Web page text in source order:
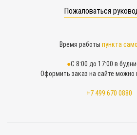
Пожаловаться
Время работы пункта
С 8:00 до 17:00 в
Оформить заказ на сайте можно
+7 499 670 0880